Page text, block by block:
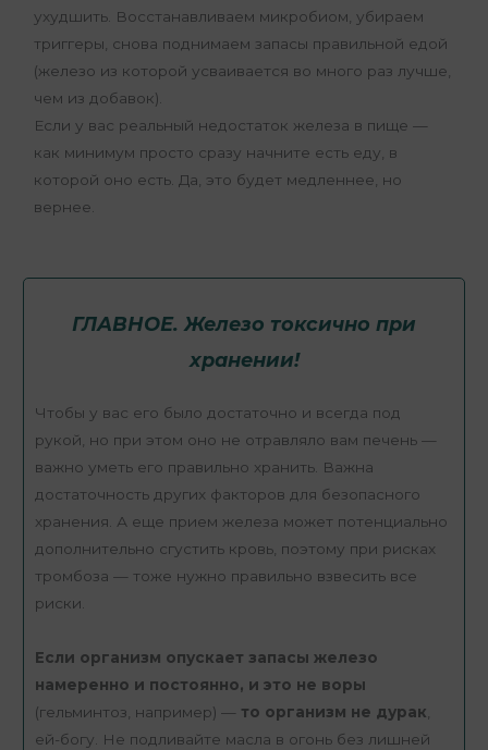
ухудшить. Восстанавливаем микробиом, убираем
триггеры, снова поднимаем запасы правильной едой
(железо из которой усваивается во много раз лучше,
чем из добавок).
Если у вас реальный недостаток железа в пище —
как минимум просто сразу начните есть еду, в
которой оно есть. Да, это будет медленнее, но
вернее.
ГЛАВНОЕ. Железо токсично при
хранении!
Чтобы у вас его было достаточно и всегда под
рукой, но при этом оно не отравляло вам печень —
важно уметь его правильно хранить. Важна
достаточность других факторов для безопасного
хранения. А еще прием железа может потенциально
дополнительно сгустить кровь, поэтому при рисках
тромбоза — тоже нужно правильно взвесить все
риски.
Если организм опускает запасы железо
намеренно и постоянно, и это не воры
(гельминтоз, например) — то организм не дурак,
ей-богу. Не подливайте масла в огонь без лишней